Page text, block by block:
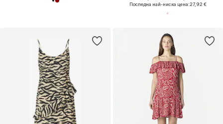
Последна най-ниска цена:27,92 €